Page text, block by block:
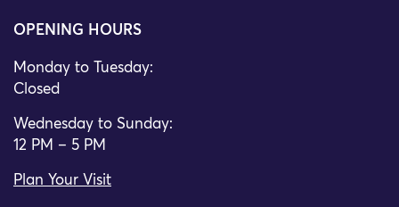
OPENING HOURS
Monday to Tuesday:
Closed
Wednesday to Sunday:
12 PM – 5 PM
Plan Your Visit